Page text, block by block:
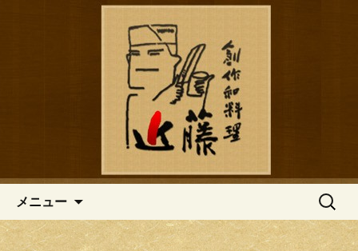
鎌倉の創作和食「近藤」のブロ
鎌倉の創作和食「近藤」のブログ
メニュー
検